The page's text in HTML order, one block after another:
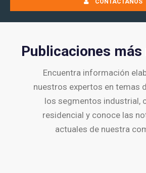
CONTÁCTANOS
Publicaciones
Encuentra información
nuestros expertos en temas
los segmentos industrial,
residencial y conoce las
actuales de nuestra